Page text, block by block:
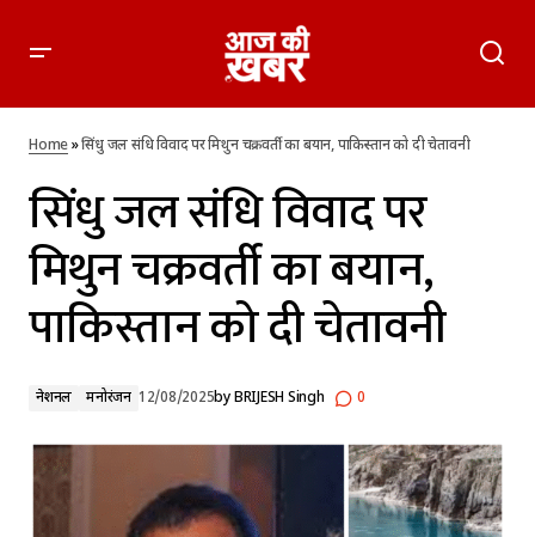
चेतावनी
Home»सिंधु जल संधि विवाद पर मिथुन चक्रवर्ती का बयान, पाकिस्तान को दी चेतावनी
सिंधु जल संधि विवाद पर
मिथुन चक्रवर्ती का बयान,
पाकिस्तान को दी चेतावनी
नेशनल मनोरंजन 12/08/2025byBRIJESH Singh 0